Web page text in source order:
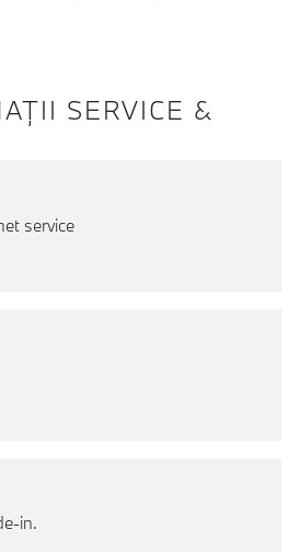
SERVICE &
service
in.